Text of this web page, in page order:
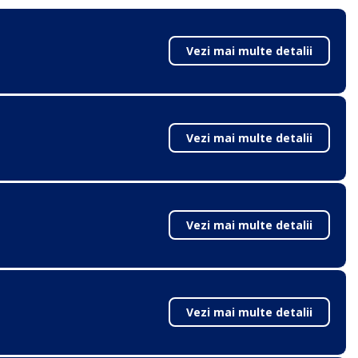
Vezi mai multe detalii
Vezi mai multe detalii
Vezi mai multe detalii
Vezi mai multe detalii